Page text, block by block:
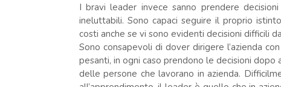
I bravi leader invece sanno prendere
ineluttabili. Sono capaci seguire il proprio
costi anche se vi sono evidenti decisioni difficili
Sono consapevoli di dover dirigere l’azienda
pesanti, in ogni caso prendono le decisioni
delle persone che lavorano in azienda.